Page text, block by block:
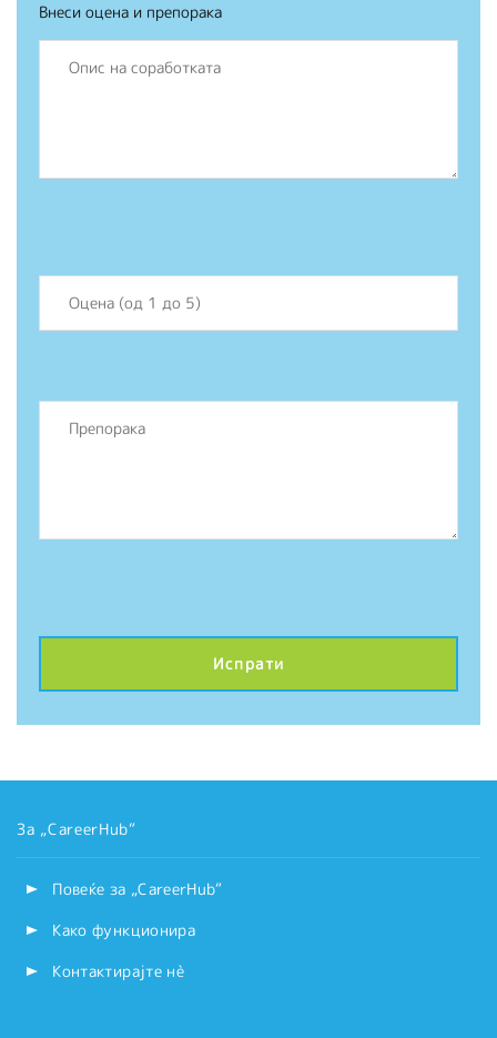
Внеси оцена и препорака
За „CareerHub“
Повеќе за „CareerHub“
Како функционира
Контактирајте нѐ